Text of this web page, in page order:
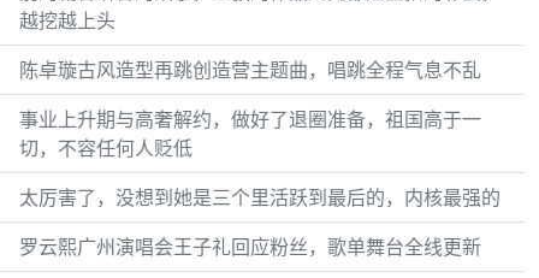
越挖越上头
陈卓璇古风造型再跳创造营主题曲，唱跳全程气息不乱
事业上升期与高奢解约，做好了退圈准备，祖国高于一
切，不容任何人贬低
太厉害了，没想到她是三个里活跃到最后的，内核最强的
罗云熙广州演唱会王子礼回应粉丝，歌单舞台全线更新